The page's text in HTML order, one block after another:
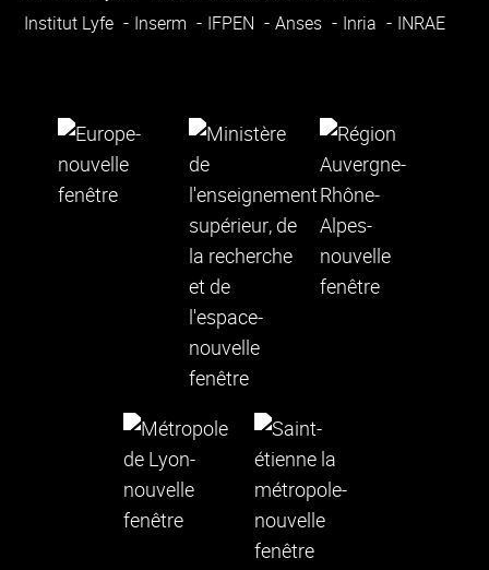
Institut Lyfe
Inserm IFPEN Anses Inria INRAE